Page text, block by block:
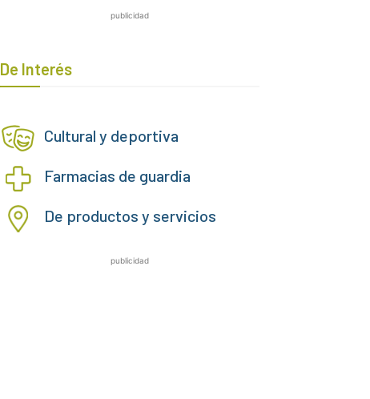
publicidad
De Interés
Cultural y deportiva
Farmacias de guardia
De productos y servicios
publicidad